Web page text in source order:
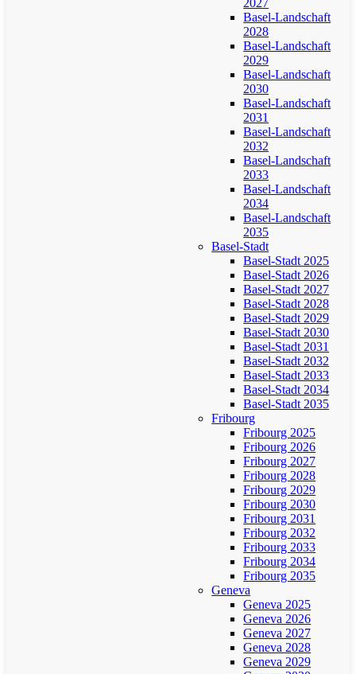
2027
Basel-Landschaft
2028
Basel-Landschaft
2029
Basel-Landschaft
2030
Basel-Landschaft
2031
Basel-Landschaft
2032
Basel-Landschaft
2033
Basel-Landschaft
2034
Basel-Landschaft
2035
Basel-Stadt
Basel-Stadt 2025
Basel-Stadt 2026
Basel-Stadt 2027
Basel-Stadt 2028
Basel-Stadt 2029
Basel-Stadt 2030
Basel-Stadt 2031
Basel-Stadt 2032
Basel-Stadt 2033
Basel-Stadt 2034
Basel-Stadt 2035
Fribourg
Fribourg 2025
Fribourg 2026
Fribourg 2027
Fribourg 2028
Fribourg 2029
Fribourg 2030
Fribourg 2031
Fribourg 2032
Fribourg 2033
Fribourg 2034
Fribourg 2035
Geneva
Geneva 2025
Geneva 2026
Geneva 2027
Geneva 2028
Geneva 2029